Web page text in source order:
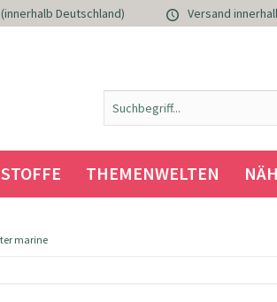
Deutschland) Versand
THEMENWELTEN
marine